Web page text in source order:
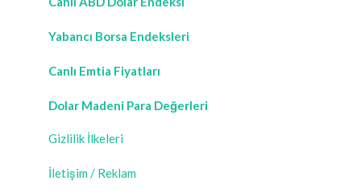
Yabancı Borsa Endeksleri
Canlı Emtia Fiyatları
Dolar Madeni Para Değerleri
Gizlilik İlkeleri
İletişim / Reklam